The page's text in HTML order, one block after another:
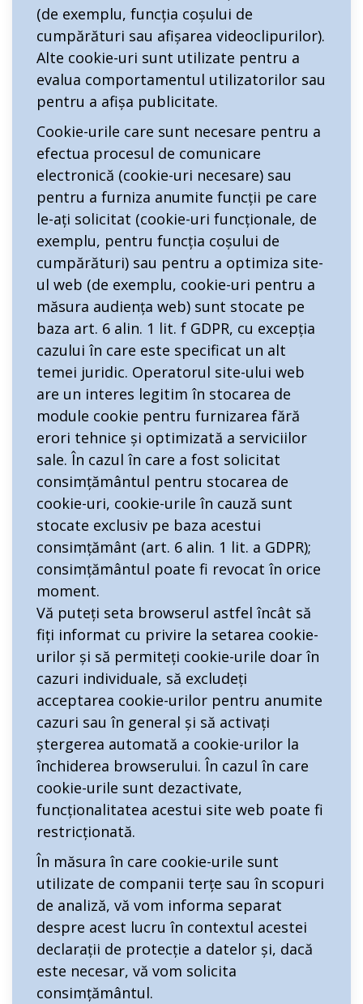
(de exemplu, funcția coșului de
cumpărături sau afișarea videoclipurilor).
Alte cookie-uri sunt utilizate pentru a
evalua comportamentul utilizatorilor sau
pentru a afișa publicitate.
Cookie-urile care sunt necesare pentru a
efectua procesul de comunicare
electronică (cookie-uri necesare) sau
pentru a furniza anumite funcții pe care
le-ați solicitat (cookie-uri funcționale, de
exemplu, pentru funcția coșului de
cumpărături) sau pentru a optimiza site-
ul web (de exemplu, cookie-uri pentru a
măsura audiența web) sunt stocate pe
baza art. 6 alin. 1 lit. f GDPR, cu excepția
cazului în care este specificat un alt
temei juridic. Operatorul site-ului web
are un interes legitim în stocarea de
module cookie pentru furnizarea fără
erori tehnice și optimizată a serviciilor
sale. În cazul în care a fost solicitat
consimțământul pentru stocarea de
cookie-uri, cookie-urile în cauză sunt
stocate exclusiv pe baza acestui
consimțământ (art. 6 alin. 1 lit. a GDPR);
consimțământul poate fi revocat în orice
moment.
Vă puteți seta browserul astfel încât să
fiți informat cu privire la setarea cookie-
urilor și să permiteți cookie-urile doar în
cazuri individuale, să excludeți
acceptarea cookie-urilor pentru anumite
cazuri sau în general și să activați
ștergerea automată a cookie-urilor la
închiderea browserului. În cazul în care
cookie-urile sunt dezactivate,
funcționalitatea acestui site web poate fi
restricționată.
În măsura în care cookie-urile sunt
utilizate de companii terțe sau în scopuri
de analiză, vă vom informa separat
despre acest lucru în contextul acestei
declarații de protecție a datelor și, dacă
este necesar, vă vom solicita
consimțământul.